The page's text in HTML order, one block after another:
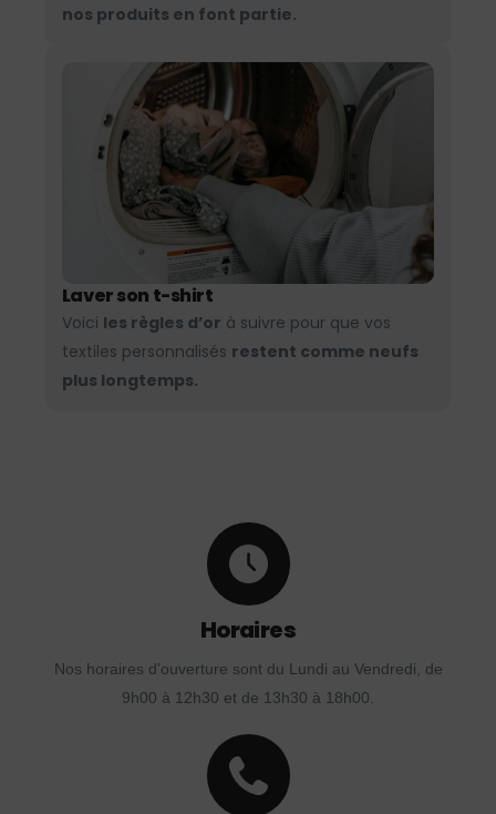
nos produits en font partie.
Laver son t-shirt
Voici les règles d’or à suivre pour que vos
textiles personnalisés restent comme neufs
plus longtemps.
Horaires
Nos horaires d'ouverture sont du Lundi au Vendredi, de
9h00 à 12h30 et de 13h30 à 18h00.